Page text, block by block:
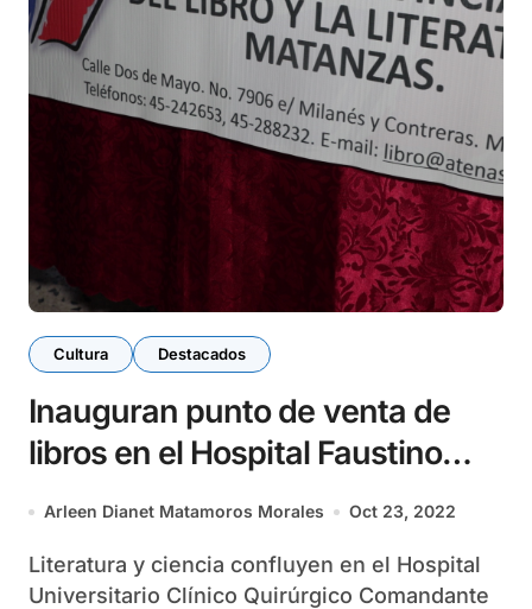
Cultura Destacados
Inauguran punto de venta de
libros en el Hospital Faustino
Pérez Hernández
Arleen Dianet Matamoros Morales Oct 23, 2022
Literatura y ciencia confluyen en el Hospital
Universitario Clínico Quirúrgico Comandante